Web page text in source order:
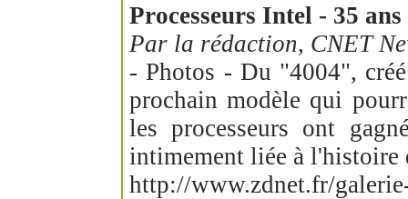
Processeurs Intel - 35
Par la rédaction, CNET
- Photos - Du "4004",
prochain modèle qui
les processeurs ont
intimement liée à l'histoire
http://www.zdnet.fr/